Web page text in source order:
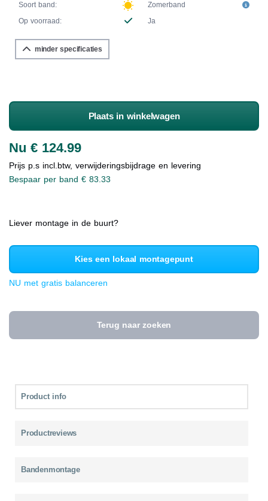
Soort band:
Zomerband
Op voorraad:
Ja
minder specificaties
Plaats in winkelwagen
Nu € 124.99
Prijs p.s incl.btw, verwijderingsbijdrage en levering
Bespaar per band € 83.33
Liever montage in de buurt?
Kies een lokaal montagepunt
NU met gratis balanceren
Terug naar zoeken
Product info
Productreviews
Bandenmontage